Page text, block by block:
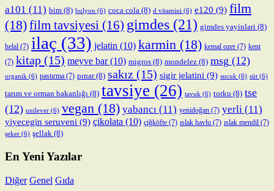
a101 (11) bim (8) bulyon (6) coca cola (8) d vitamini (6) e120 (9) film
(18)film tavsiyesi (16) gimdes (21) gimdes yayinlari (8)
helal (7) ilaç (33) jelatin (10) karmin (18) kemal ozer (7) kent
(7) kitap (15) meyve bar(10) migros (8) mondelez (8) msg (12)
organik (6) pastırma (7) pınar(8) sakız (15) sigir jelatini (9) sucuk (6) süt (6)
tarım ve orman bakanlığı (8) tavsiye (26) tavuk (6) torku (8) tse
(12) unilever (6) vegan (18) yabancı (11) yenidoğan (7) yerli (11)
yiyecegin seruveni (9) çikolata (10) çiğköfte (7) ıslak havlu (7) ıslak mendil (7)
şeker (6) şellak (8)
En Yeni Yazılar
Diğer Genel Gıda